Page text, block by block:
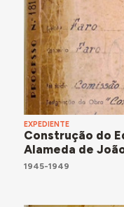
EXPEDIENTE
Construção do
Alameda de
1945-1949